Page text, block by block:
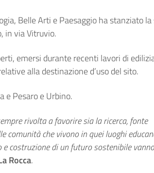
Belle Arti e Paesaggio ha stanziato
in via Vitruvio.
emersi durante recenti lavori di
alla destinazione d’uso del sito.
e Pesaro e Urbino.
rivolta a favorire sia la ricerca, fonte
comunità che vivono in quei luoghi
costruzione di un futuro sostenibile
Rocca.